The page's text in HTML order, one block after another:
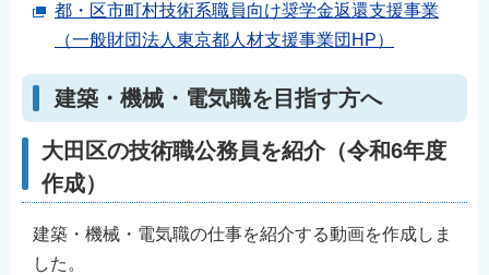
都・区市町村技術系職員向け奨学金返還支援事業
（一般財団法人東京都人材支援事業団HP）
建築・機械・電気職を目指す方へ
大田区の技術職公務員を紹介（令和6年度
作成）
建築・機械・電気職の仕事を紹介する動画を作成しま
した。